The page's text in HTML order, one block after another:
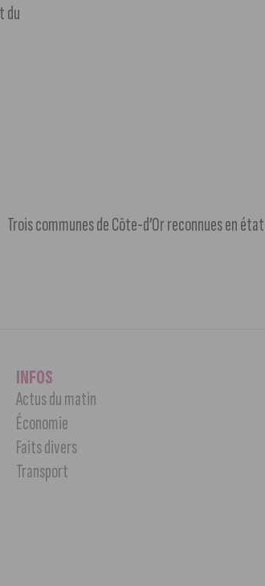
du
Trois communes de Côte-d’Or reconnues en
INFOS
Actus du matin
Économie
Faits divers
Transport